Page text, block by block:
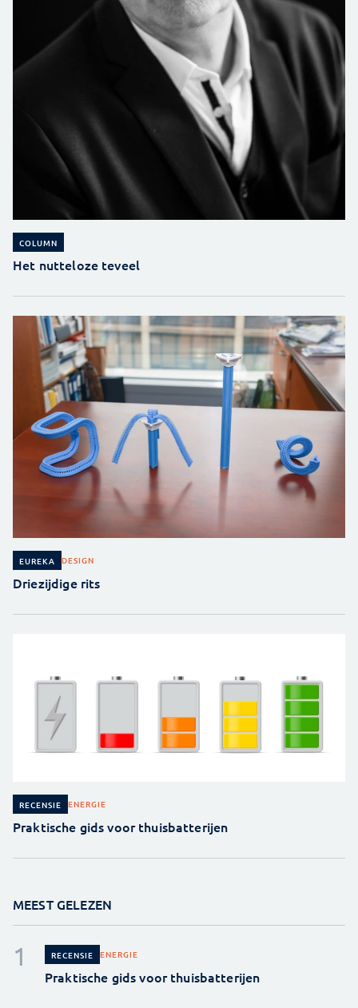
COLUMN
Het nutteloze teveel
EUREKA DESIGN
Driezijdige rits
RECENSIE ENERGIE
Praktische gids voor thuisbatterijen
MEEST GELEZEN
RECENSIE ENERGIE
Praktische gids voor thuisbatterijen